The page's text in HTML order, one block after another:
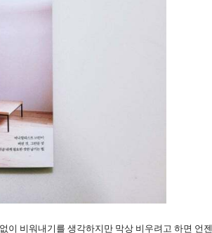
이 비워내기를 생각하지만 막상 비우려고 하면 언젠